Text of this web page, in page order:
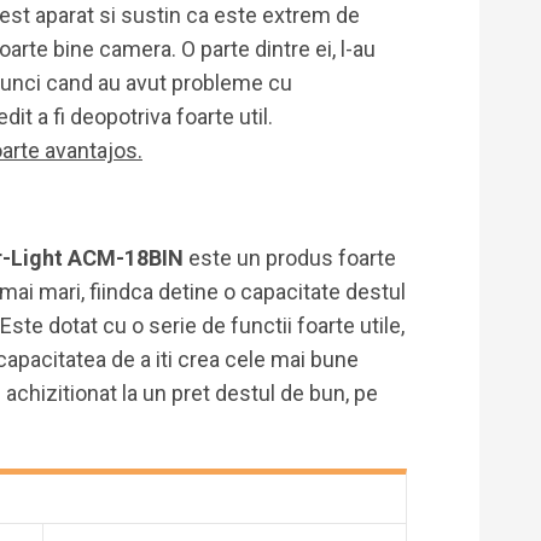
aparat si sustin ca este extrem de
bine camera. O parte dintre ei, l-au
cand au avut probleme cu
a fi deopotriva foarte util.
avantajos.
ACM-18BIN este un produs foarte
mari, fiindca detine o capacitate destul
dotat cu o serie de functii foarte utile,
de a iti crea cele mai bune
la un pret destul de bun, pe